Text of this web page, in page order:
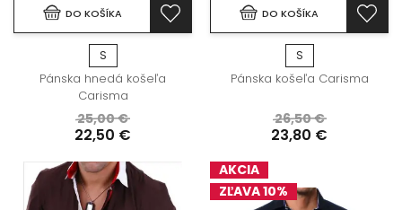
DO KOŠÍKA
S
Pánska hnedá košeľa
Carisma
25,00 €
22,50 €
DO KOŠÍKA
S
Pánska košeľa Carisma
26,50 €
23,80 €
AKCIA
ZĽAVA 10%